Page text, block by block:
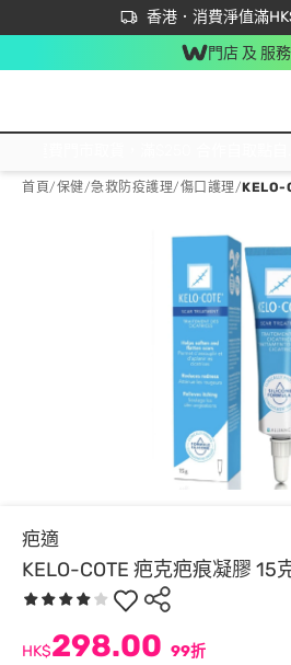
香港．消費淨值滿
立即成為易賞錢會員
首次APP下單買滿$450 輸
門店 及 服務
首頁/保健/急救防疫護理/傷口護理/KELO-
疤適
KELO-COTE 疤克疤痕凝膠 15
HK$298.00 99折